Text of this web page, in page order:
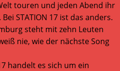
touren und jeden Abend ihr
STATION 17 ist das anders.
steht mit zehn Leuten
nie, wie der nächste Song
handelt es sich um ein